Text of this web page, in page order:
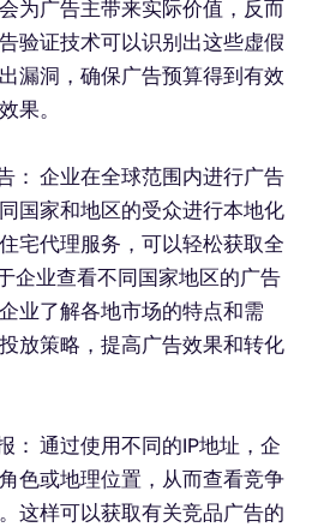
为广告主带来实际价值，反而
验证技术可以识别出这些虚假
漏洞，确保广告预算得到有效
果。
： 企业在全球范围内进行广告
国家和地区的受众进行本地化
宅代理服务，可以轻松获取全
企业查看不同国家地区的广告
业了解各地市场的特点和需
放策略，提高广告效果和转化
： 通过使用不同的IP地址，企
色或地理位置，从而查看竞争
这样可以获取有关竞品广告的